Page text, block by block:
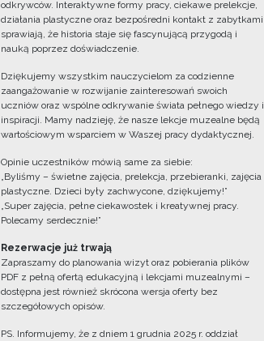
odkrywców. Interaktywne formy pracy, ciekawe prelekcje,
działania plastyczne oraz bezpośredni kontakt z zabytkami
sprawiają, że historia staje się fascynującą przygodą i
nauką poprzez doświadczenie.
Dziękujemy wszystkim nauczycielom za codzienne
zaangażowanie w rozwijanie zainteresowań swoich
uczniów oraz wspólne odkrywanie świata pełnego wiedzy i
inspiracji. Mamy nadzieję, że nasze lekcje muzealne będą
wartościowym wsparciem w Waszej pracy dydaktycznej.
Opinie uczestników mówią same za siebie:
„Byliśmy – świetne zajęcia, prelekcja, przebieranki, zajęcia
plastyczne. Dzieci były zachwycone, dziękujemy!”
„Super zajęcia, pełne ciekawostek i kreatywnej pracy.
Polecamy serdecznie!”
Rezerwacje już trwają
Zapraszamy do planowania wizyt oraz pobierania plików
PDF z pełną ofertą edukacyjną i lekcjami muzealnymi –
dostępna jest również skrócona wersja oferty bez
szczegółowych opisów.
PS. Informujemy, że z dniem 1 grudnia 2025 r. oddział